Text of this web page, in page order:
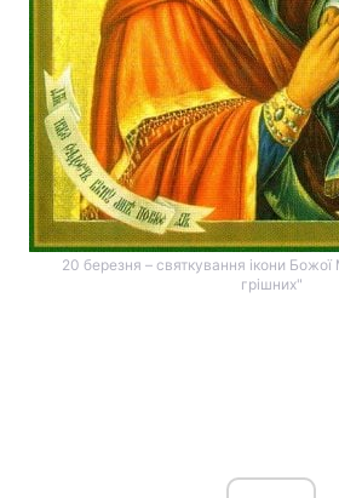
20 березня – святкування ікони
грішних"